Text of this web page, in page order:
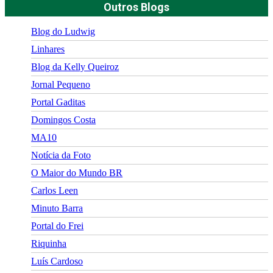
Outros Blogs
Blog do Ludwig
Linhares
Blog da Kelly Queiroz
Jornal Pequeno
Portal Gaditas
Domingos Costa
MA10
Notícia da Foto
O Maior do Mundo BR
Carlos Leen
Minuto Barra
Portal do Frei
Riquinha
Luís Cardoso